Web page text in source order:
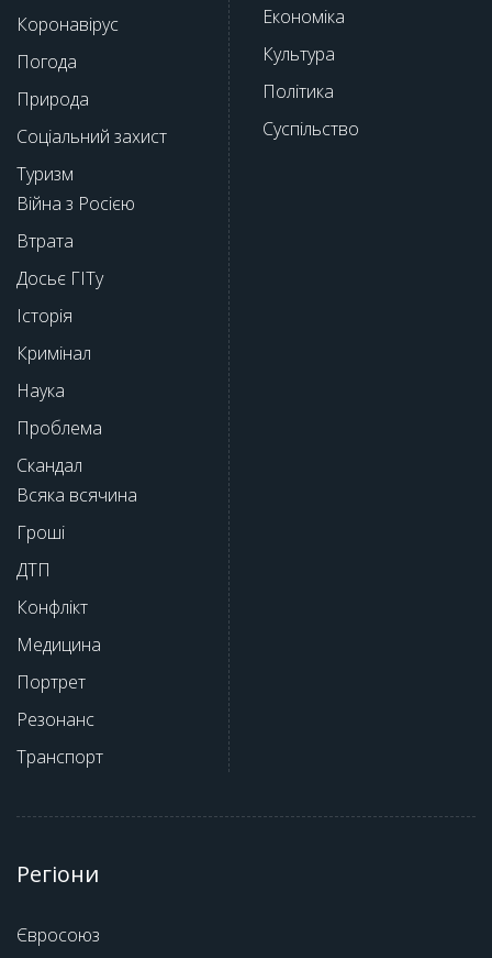
Коронавірус
Погода
Природа
Соціальний захист
Туризм
Війна з Росією
Втрата
Досьє ГІТу
Історія
Кримінал
Наука
Проблема
Скандал
Всяка всячина
Гроші
ДТП
Конфлікт
Медицина
Портрет
Резонанс
Транспорт
Економіка
Культура
Політика
Суспільство
Регіони
Євросоюз